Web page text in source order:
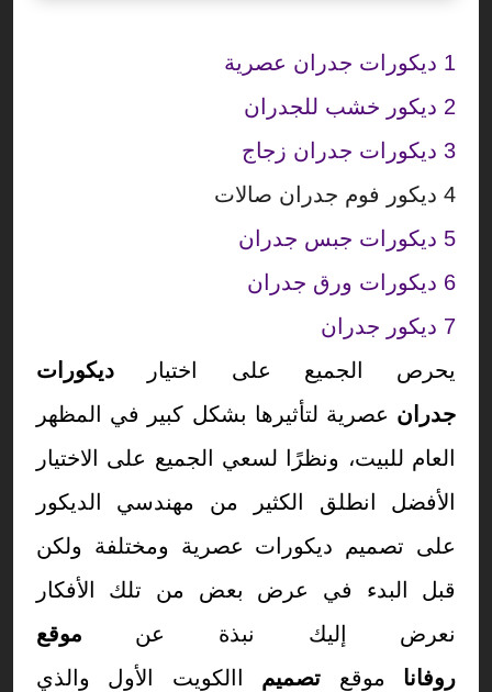
1 ديكورات جدران عصرية
2 ديكور خشب للجدران
3 ديكورات جدران زجاج
4ديكور فوم جدران صالات
5 ديكورات جبس جدران
6 ديكورات ورق جدران
7 ديكور جدران
يحرص الجميع على اختيارديكورات
جدران عصرية لتأثيرها بشكل كبير في المظهر
العام للبيت، ونظرًا لسعي الجميع على الاختيار
الأفضل انطلق الكثير من مهندسي الديكور
على تصميم ديكورات عصرية ومختلفة ولكن
قبل البدء في عرض بعض من تلك الأفكار
نعرض إليك نبذة عن موقع
روفانا موقع تصميم االكويت الأول والذي